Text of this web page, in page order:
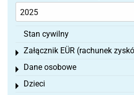
Stan cywilny
Załącznik EÜR (rachunek
Toggle menu
Dane osobowe
Toggle menu
Dzieci
Toggle menu